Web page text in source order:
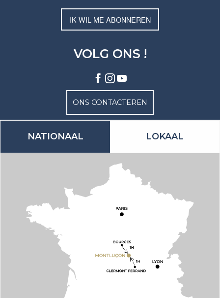
IK WIL ME ABONNEREN
VOLG ONS !
ONS CONTACTEREN
NATIONAAL LOKAAL